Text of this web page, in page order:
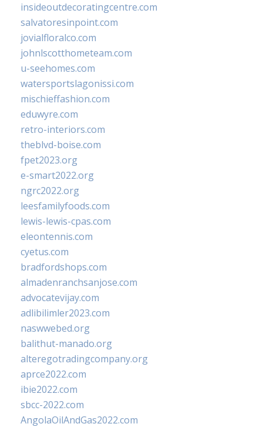
insideoutdecoratingcentre.com
salvatoresinpoint.com
jovialfloralco.com
johnlscotthometeam.com
u-seehomes.com
watersportslagonissi.com
mischieffashion.com
eduwyre.com
retro-interiors.com
theblvd-boise.com
fpet2023.org
e-smart2022.org
ngrc2022.org
leesfamilyfoods.com
lewis-lewis-cpas.com
eleontennis.com
cyetus.com
bradfordshops.com
almadenranchsanjose.com
advocatevijay.com
adlibilimler2023.com
naswwebed.org
balithut-manado.org
alteregotradingcompany.org
aprce2022.com
ibie2022.com
sbcc-2022.com
AngolaOilAndGas2022.com